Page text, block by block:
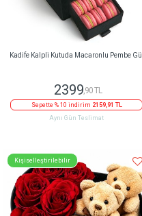
Kadife Kalpli Kutuda Macaronlu Pembe Gül
2399,90 TL
Sepette % 10 indirim 2159,91 TL
Aynı Gün Teslimat
Kişiselleştirilebilir